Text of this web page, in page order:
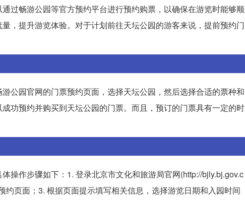
过畅游公园等官方预约平台进行预约购票，以确保在游览时能够顺
，提升游览体验。对于计划前往天坛公园的游客来说，提前预约门
公园官网的门票预约页面，选择天坛公园，然后选择合适的票种和
功预约并购买到天坛公园的门票。而且，预订的门票具有一定的时
操作步骤如下：1. 登录北京市文化和旅游局官网(http://bjly.bj.gov.c
约页面；3. 根据页面提示填写相关信息，选择游览日期和入园时间